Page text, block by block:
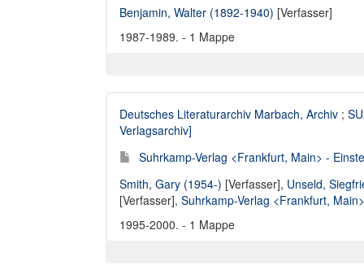
Benjamin, Walter (1892-1940) [Verfasser]
1987-1989. - 1 Mappe
Deutsches Literaturarchiv Marbach, Archiv ;
Verlagsarchiv]
Suhrkamp-Verlag <Frankfurt, Main> -
Smith, Gary (1954-) [Verfasser], Unseld,
[Verfasser], Suhrkamp-Verlag <Frankfurt,
1995-2000. - 1 Mappe